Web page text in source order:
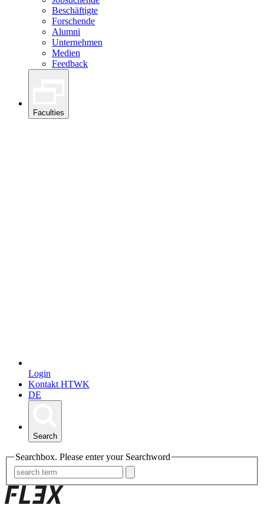
Beschäftigte
Forschende
Alumni
Unternehmen
Medien
Feedback
Faculties
Login
Kontakt HTWK
DE
Search
Searchbox. Please enter your Searchword